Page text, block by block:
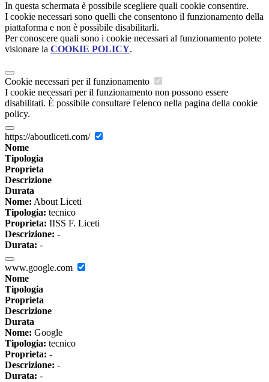
In questa schermata è possibile scegliere quali cookie consentire.
I cookie necessari sono quelli che consentono il funzionamento della
piattaforma e non è possibile disabilitarli.
Per conoscere quali sono i cookie necessari al funzionamento potete
visionare la COOKIE POLICY.
Cookie necessari per il funzionamento
I cookie necessari per il funzionamento non possono essere
disabilitati. È possibile consultare l'elenco nella pagina della cookie
policy.
https://aboutliceti.com/
Nome
Tipologia
Proprieta
Descrizione
Durata
Nome: About Liceti
Tipologia: tecnico
Proprieta: IISS F. Liceti
Descrizione: -
Durata: -
www.google.com
Nome
Tipologia
Proprieta
Descrizione
Durata
Nome: Google
Tipologia: tecnico
Proprieta: -
Descrizione: -
Durata: -